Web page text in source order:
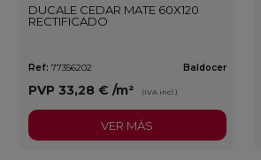
DUCALE CEDAR MATE 60X120
RECTIFICADO
Ref: 77356202 Baldocer
PVP 33,28 € /m² (IVA incl.)
VER MÁS